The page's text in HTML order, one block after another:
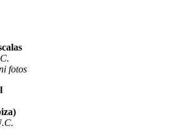
fotos